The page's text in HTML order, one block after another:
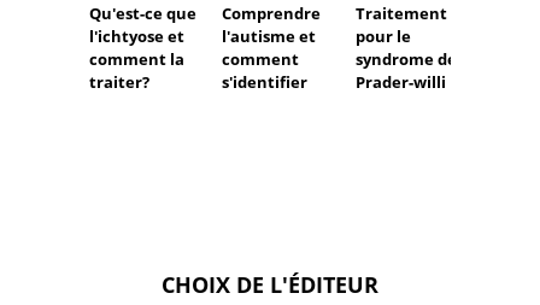
Qu'est-ce que
l'ichtyose et
comment la
traiter?
Comprendre
l'autisme et
comment
s'identifier
Traitement
pour le
syndrome de
Prader-willi
CHOIX DE L'ÉDITEUR